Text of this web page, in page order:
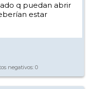
q puedan abrir
estar
negativos: 0